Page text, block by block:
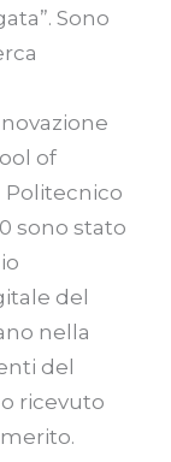
Sono
of
sono stato
del
nella
del
ricevuto